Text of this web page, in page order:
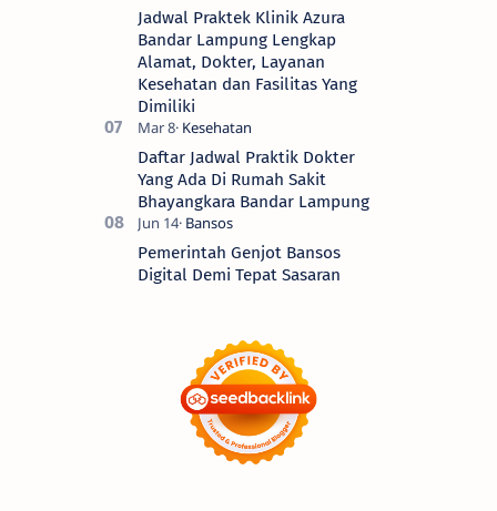
Jadwal Praktek Klinik Azura
Bandar Lampung Lengkap
Alamat, Dokter, Layanan
Kesehatan dan Fasilitas Yang
Dimiliki
Daftar Jadwal Praktik Dokter
Yang Ada Di Rumah Sakit
Bhayangkara Bandar Lampung
Pemerintah Genjot Bansos
Digital Demi Tepat Sasaran